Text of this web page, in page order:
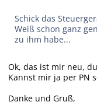
Schick das
Weiß schon ganz
zu ihm habe...
Ok, das ist mir neu,
Kannst mir ja per PN
Danke und Gruß,